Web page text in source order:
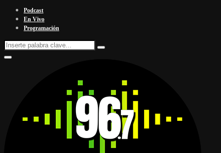
Podcast
En Vivo
Programación
Search
for:
Search
Facebook
Twitter
Instagram
Youtube
Email
Twitch
Whatsapp
Primary